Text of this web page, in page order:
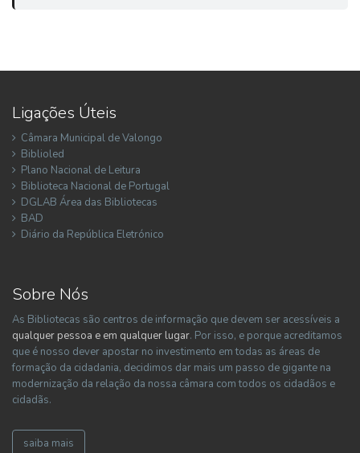
Ligações Úteis
Câmara Municipal de Valongo
Biblioled
Plano Nacional de Leitura
Biblioteca Nacional de Portugal
DGLAB Área das Bibliotecas
BAD
Diário da República Eletrónico
Sobre Nós
As Bibliotecas são centros de informação que devem ser acessíveis a
qualquer pessoa e em qualquer lugar. Por isso, e porque acreditamos
que é nosso dever apostar no investimento em todas as áreas de
formação da cidadania, decidimos dar mais um passo de gigante na
modernização da relação da nossa câmara com todos os cidadãos e
cidadãs.
saiba mais